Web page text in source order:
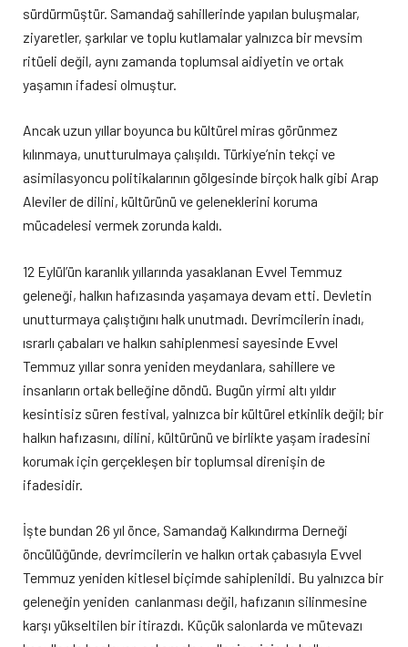
sürdürmüştür. Samandağ sahillerinde yapılan buluşmalar,
ziyaretler, şarkılar ve toplu kutlamalar yalnızca bir mevsim
ritüeli değil, aynı zamanda toplumsal aidiyetin ve ortak
yaşamın ifadesi olmuştur.
Ancak uzun yıllar boyunca bu kültürel miras görünmez
kılınmaya, unutturulmaya çalışıldı. Türkiye’nin tekçi ve
asimilasyoncu politikalarının gölgesinde birçok halk gibi Arap
Aleviler de dilini, kültürünü ve geleneklerini koruma
mücadelesi vermek zorunda kaldı.
12 Eylül’ün karanlık yıllarında yasaklanan Evvel Temmuz
geleneği, halkın hafızasında yaşamaya devam etti. Devletin
unutturmaya çalıştığını halk unutmadı. Devrimcilerin inadı,
ısrarlı çabaları ve halkın sahiplenmesi sayesinde Evvel
Temmuz yıllar sonra yeniden meydanlara, sahillere ve
insanların ortak belleğine döndü. Bugün yirmi altı yıldır
kesintisiz süren festival, yalnızca bir kültürel etkinlik değil; bir
halkın hafızasını, dilini, kültürünü ve birlikte yaşam iradesini
korumak için gerçekleşen bir toplumsal direnişin de
ifadesidir.
İşte bundan 26 yıl önce, Samandağ Kalkındırma Derneği
öncülüğünde, devrimcilerin ve halkın ortak çabasıyla Evvel
Temmuz yeniden kitlesel biçimde sahiplenildi. Bu yalnızca bir
geleneğin yeniden canlanması değil, hafızanın silinmesine
karşı yükseltilen bir itirazdı. Küçük salonlarda ve mütevazı